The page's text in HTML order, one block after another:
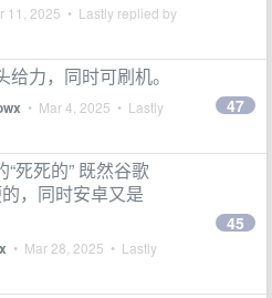
11, 2025 • Lastly replied by
力，同时可刷机。
• Mar 4, 2025 • Lastly
47
死死的” 既然谷歌
，同时安卓又是
• Mar 28, 2025 • Lastly
45